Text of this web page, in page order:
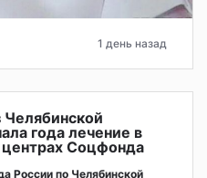
1 день назад
Челябинской
года лечение в
Соцфонда
России по Челябинской